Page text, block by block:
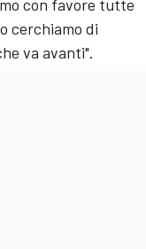
con favore tutte
cerchiamo di
va avanti".